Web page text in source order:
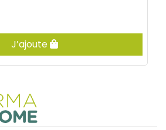
J’ajoute